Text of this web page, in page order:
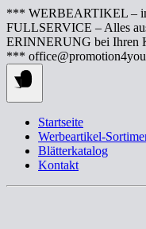
Springe
zum
Inhalt
*** WERBEARTIKEL –
FULLSERVICE – Alles
ERINNERUNG bei Ihren
***
Startseite
Werbeartikel-
Blätterkatalog
Kontakt